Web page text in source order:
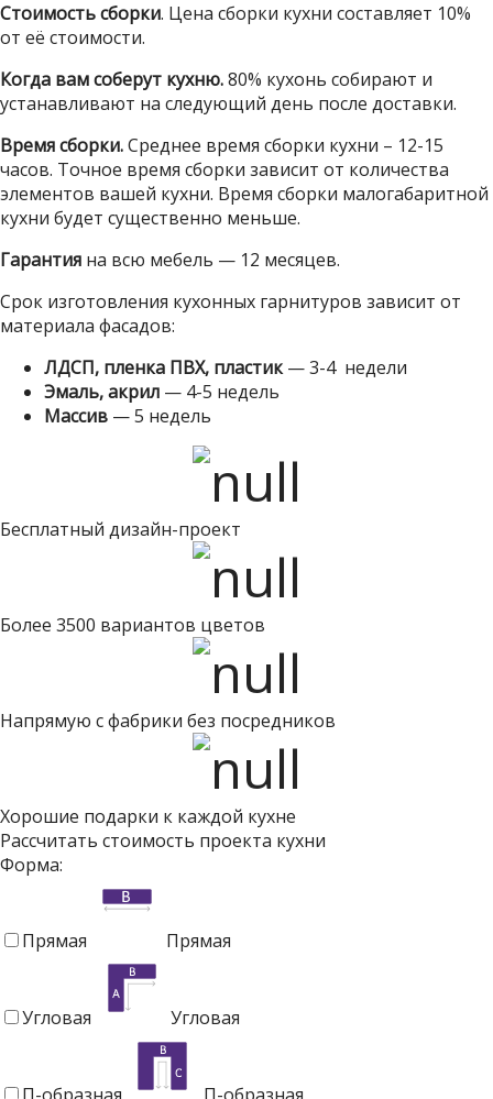
Стоимость сборки. Цена сборки кухни составляет 10%
от её стоимости.
Когда вам соберут кухню.80% кухонь собирают и
устанавливают на следующий день после доставки.
Время сборки.Среднее время сборки кухни – 12-15
часов. Точное время сборки зависит от количества
элементов вашей кухни. Время сборки малогабаритной
кухни будет существенно меньше.
Гарантия на всю мебель — 12 месяцев.
Срок изготовления кухонных гарнитуров зависит от
материала фасадов:
ЛДСП, пленка ПВХ, пластик— 3-4 недели
Эмаль, акрил — 4-5 недель
Массив — 5 недель
Бесплатный дизайн-проект
Более 3500 вариантов цветов
Напрямую с фабрики без посредников
Хорошие подарки к каждой кухне
Рассчитать стоимость проекта кухни
Форма:
Прямая Прямая
Угловая Угловая